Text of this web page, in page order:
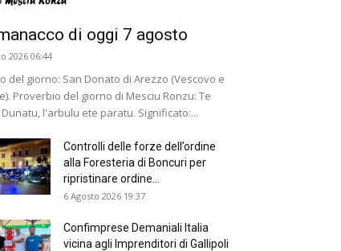
di oggi 7 agosto
2026 06:44
del giorno: San Donato di Arezzo (Vescovo e
Proverbio del giorno di Mesciu Ronzu: Te
l'arbulu ete paratu. Significato:...
Controlli delle forze dell’ordine
alla Foresteria di Boncuri per
ripristinare ordine...
6 Agosto 2026 19:37
Confimprese Demaniali Italia
vicina agli Imprenditori di Gallipoli